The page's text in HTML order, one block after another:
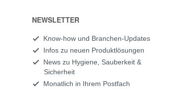
NEWSLETTER
Know-how und Branchen-Updates
Infos zu neuen Produktlösungen
News zu Hygiene, Sauberkeit &
Sicherheit
Monatlich in Ihrem Postfach